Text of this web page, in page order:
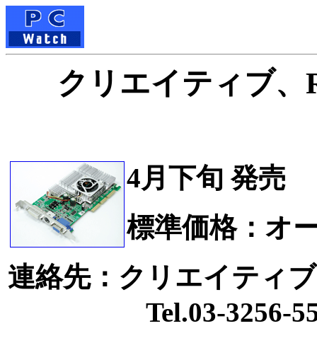
クリエイティブ、
4月下旬 発売
標準価格：オ
連絡先：クリエイティ
Tel.03-3256-